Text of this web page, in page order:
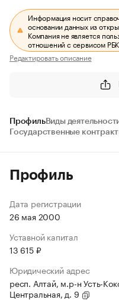
Информация носит
основании данных из
Компания не является
отношений с сервисом
Редактировать описание
ПрофильВиды
Государственные
Профиль
Дата регистрации
26 мая 2000
Уставной капитал
13 615 ₽
Юридический адрес
респ. Алтай, м.р-н Усть-
Центральная, д. 9